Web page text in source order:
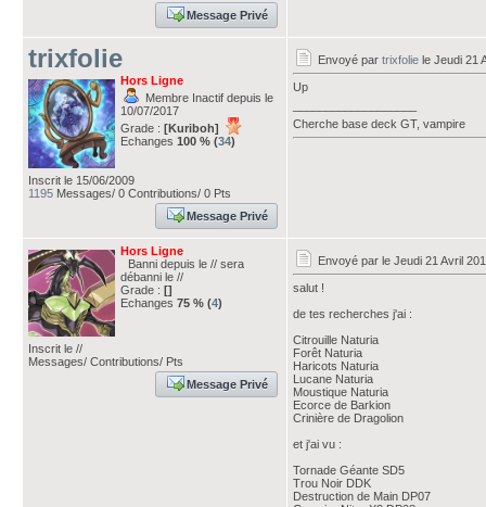
Message Privé
trixfolie
Hors Ligne
Membre Inactif depuis le
10/07/2017
Grade : [Kuriboh]
Echanges 100 % (34)
Inscrit le 15/06/2009
1195 Messages/ 0 Contributions/ 0 Pts
Message Privé
Envoyé par trixfolie le Jeudi 21
Up
Cherche base deck GT, vampire
Hors Ligne
Banni depuis le // sera
débanni le //
Grade : []
Echanges 75 % (4)
Inscrit le //
Messages/ Contributions/ Pts
Message Privé
Envoyé par le Jeudi 21 Avril
salut !
de tes recherches j'ai :
Citrouille Naturia
Forêt Naturia
Haricots Naturia
Lucane Naturia
Moustique Naturia
Ecorce de Barkion
Crinière de Dragolion
et j'ai vu :
Tornade Géante SD5
Trou Noir DDK
Destruction de Main DP07